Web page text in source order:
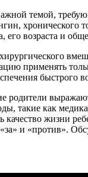
темой,
возраста и
применять
быстрого
такие как
качество жизни
и «против».